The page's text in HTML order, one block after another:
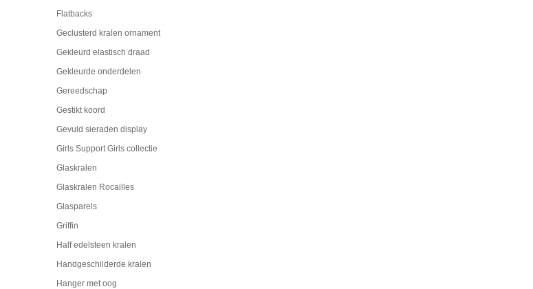
Flatbacks
Geclusterd kralen ornament
Gekleurd elastisch draad
Gekleurde onderdelen
Gereedschap
Gestikt koord
Gevuld sieraden display
Girls Support Girls collectie
Glaskralen
Glaskralen Rocailles
Glasparels
Griffin
Half edelsteen kralen
Handgeschilderde kralen
Hanger met oog